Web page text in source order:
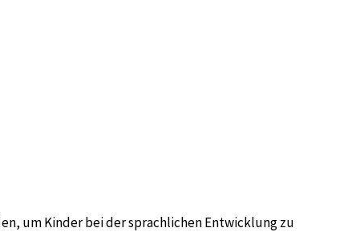
um Kinder bei der sprachlichen Entwicklung zu